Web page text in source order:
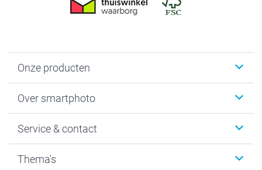
Onze producten
Fotoboeken
Fotocadeaus
Kaarten
Over smartphoto
Vacatures
Bestelproces
Service & contact
Tevredenheidsgarantie
Thema's